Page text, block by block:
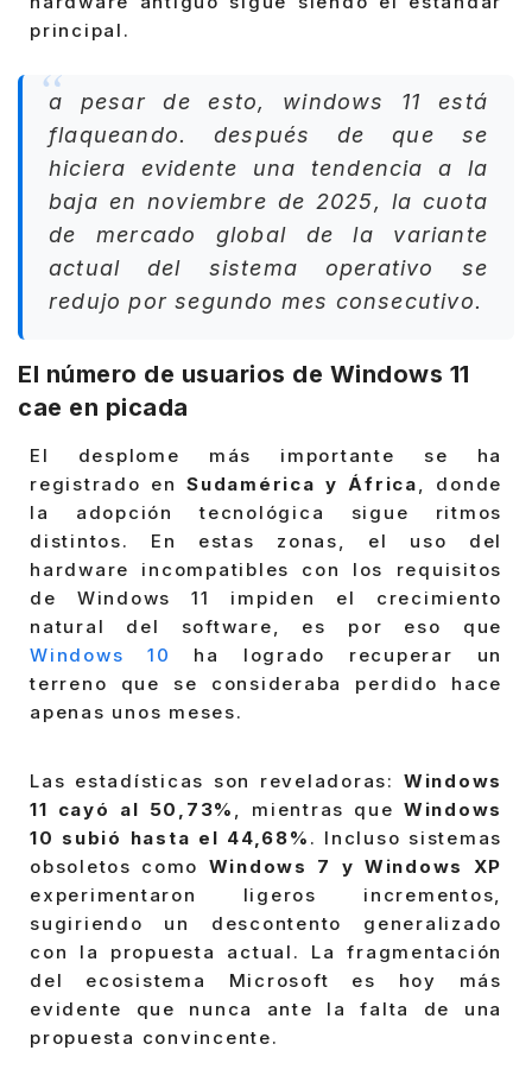
principal.
a pesar de esto, windows 11 está
flaqueando. después de que se
hiciera evidente una tendencia a la
baja en noviembre de 2025, la cuota
de mercado global de la variante
actual del sistema operativo se
redujo por segundo mes consecutivo.
El número de usuarios de Windows 11
cae en picada
El desplome más importante se ha
registrado enSudamérica y África, donde
la adopción tecnológica sigue ritmos
distintos. En estas zonas, el uso del
hardware incompatibles con los requisitos
de Windows 11 impiden el crecimiento
natural del software, es por eso que
Windows 10
ha logrado recuperar un
terreno que se consideraba perdido hace
apenas unos meses.
Las estadísticas son reveladoras: Windows
11 cayó al 50,73%
, mientras que Windows
10 subió hasta el 44,68% . Incluso sistemas
obsoletos como Windows 7 y Windows XP
experimentaron ligeros incrementos,
sugiriendo un descontento generalizado
con la propuesta actual. La fragmentación
del ecosistema Microsoft es hoy más
evidente que nunca ante la falta de una
propuesta convincente.